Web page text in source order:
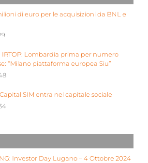
di euro per le acquisizioni da BNL e
IRTOP: Lombardia prima per numero
“Milano piattaforma europea Siu”
SIM entra nel capitale sociale
Investor Day Lugano – 4 Ottobre 2024